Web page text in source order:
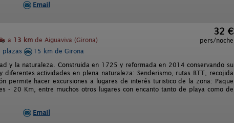
Email
a 13 km de Aiguaviva (Girona)
32 €
pers/noche
plazas
15 km de Girona
y la naturaleza. Construida en 1725 y reformada en 2014 conservando su
actividades en plena naturaleza: Senderismo, rutas BTT, recojida
permite hacer excursiones a lugares de interés turistico de la zona: Paque
- 20 Km, entre muchos otros lugares con encanto tanto de playa como de
Email